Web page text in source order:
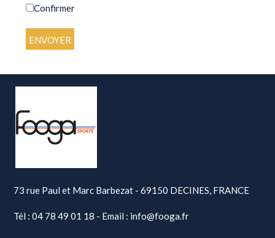
Confirmer
73 rue Paul et Marc Barbezat - 69150 DECINES, FRANCE
Tél : 04 78 49 01 18 - Email : info@fooga.fr